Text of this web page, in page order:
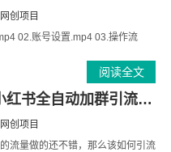
网创项目
02.账号设置.mp4 03.操作流
阅读全文
小韩学社88式第十式：最新小红书全自动加群引流精准粉
网创项目
流量做的还不错，那么该如何引流